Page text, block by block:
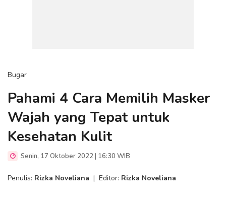
Bugar
Pahami 4 Cara Memilih Masker
Wajah yang Tepat untuk
Kesehatan Kulit
Senin, 17 Oktober 2022 | 16:30 WIB
Penulis: Rizka Noveliana | Editor: Rizka Noveliana